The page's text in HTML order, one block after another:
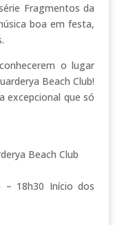
Fragmentos da
boa em festa,
o lugar
Beach Club!
excepcional que só
Beach Club
– 18h30 Início dos